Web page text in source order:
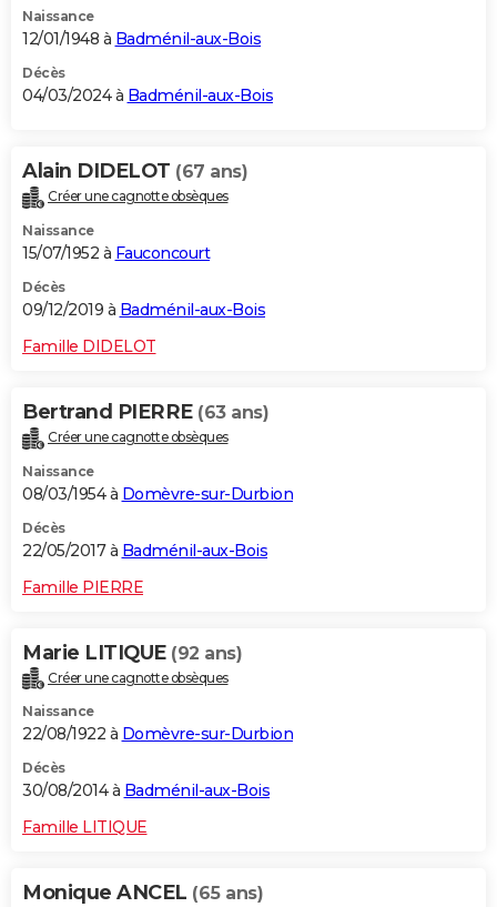
COPAINS D'AVANT
S'inscrire
Se connecter
Lycées
Collèges
Primaires
Universités
Entreprises
Service militaire
Avis de recherche
AVIS DE DÉCÈS
Naissance
12/01/1948 à Badménil-aux-Bois
Décès
04/03/2024 à Badménil-aux-Bois
Alain DIDELOT (67 ans)
Créer une cagnotte obsèques
Naissance
15/07/1952 à Fauconcourt
Décès
09/12/2019 à Badménil-aux-Bois
Famille DIDELOT
Bertrand PIERRE (63 ans)
Créer une cagnotte obsèques
Naissance
08/03/1954 à Domèvre-sur-Durbion
Décès
22/05/2017 à Badménil-aux-Bois
Famille PIERRE
Marie LITIQUE (92 ans)
Créer une cagnotte obsèques
Naissance
22/08/1922 à Domèvre-sur-Durbion
Décès
30/08/2014 à Badménil-aux-Bois
Famille LITIQUE
Monique ANCEL (65 ans)